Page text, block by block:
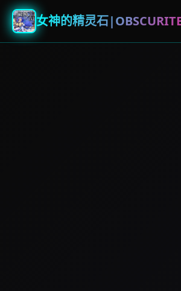
女神的精灵石